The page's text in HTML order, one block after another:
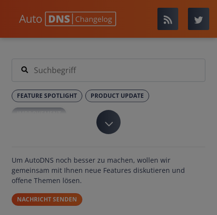
FEATURE SPOTLIGHT PRODUCT UPDATE
Um AutoDNS noch besser zu machen, wollen wir
gemeinsam mit Ihnen neue Features diskutieren und
offene Themen lösen.
NACHRICHT SENDEN